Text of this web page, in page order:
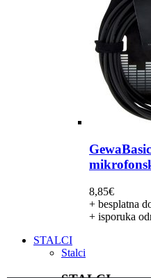
8,85€
+ besplatna
+ isporuka
STALCI
Stalci